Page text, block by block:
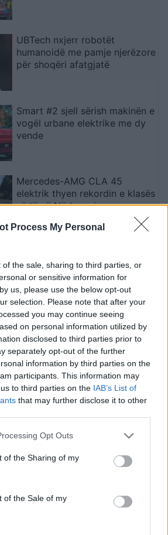
Process My Personal
of the sale, sharing to third parties, or
or sensitive information for
us, please use the below opt-out
selection. Please note that after your
you may continue seeing
on personal information utilized by
disclosed to third parties prior to
separately opt-out of the further
information by third parties on the
participants. This information may
to third parties on the IAB’s List of
that may further disclose it to other
Opt Outs
of the Sharing of my
of the Sale of my
UBTech nxjerr robotët
humanoidë me pamje njerëzore
për shoqëri afatgjatë
Smart #2 sjell sërish makinën e
vogël urbane elektrike me dy
vende
Mercedes-AMG CLA 45
elektrik thyen rekordin e klasës
së tij në Nürburgring
zbulon vorbullat që ndikojnë
në motin hapësinor dhe Tokë